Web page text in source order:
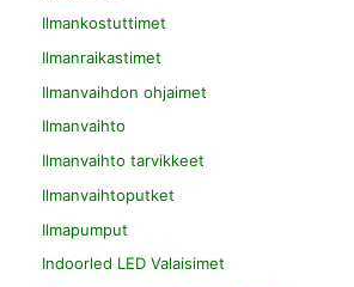
Ilmankostuttimet
Ilmanraikastimet
Ilmanvaihdon ohjaimet
Ilmanvaihto
Ilmanvaihto tarvikkeet
Ilmanvaihtoputket
Ilmapumput
Indoorled LED Valaisimet